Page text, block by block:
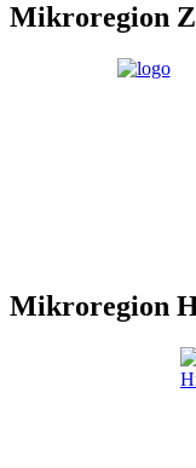
Mikroregion
Mikroregion